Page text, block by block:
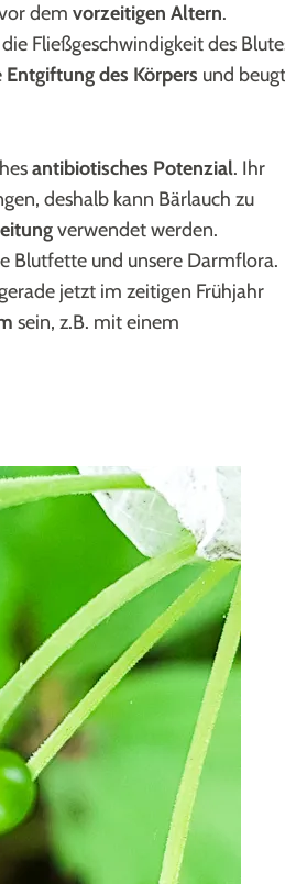
dem vorzeitigen Altern.
Fließgeschwindigkeit des
Entgiftung des Körpers und beugt
antibiotisches Potenzial. Ihr
deshalb kann Bärlauch zu
verwendet werden.
Blutfette und unsere Darmflora.
jetzt im zeitigen Frühjahr
sein, z.B. mit einem